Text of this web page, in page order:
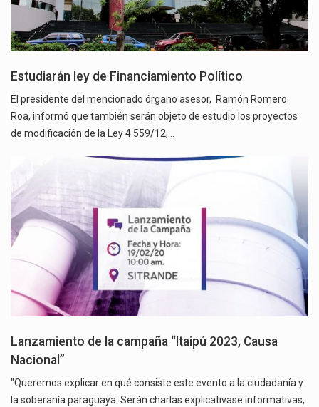
Estudiarán ley de Financiamiento Político
El presidente del mencionado órgano asesor, Ramón Romero
Roa, informó que también serán objeto de estudio los proyectos
de modificación de la Ley 4.559/12,…
Lanzamiento de la campaña “Itaipú 2023, Causa
Nacional”
"Queremos explicar en qué consiste este evento a la ciudadanía y
la soberanía paraguaya. Serán charlas explicativase informativas,